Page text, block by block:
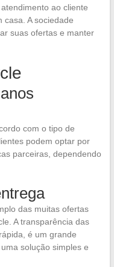
ao cliente
casa. A sociedade
suas ofertas e manter
com o tipo de
podem optar por
parceiras, dependendo
das muitas ofertas
A transparência das
é um grande
solução simples e